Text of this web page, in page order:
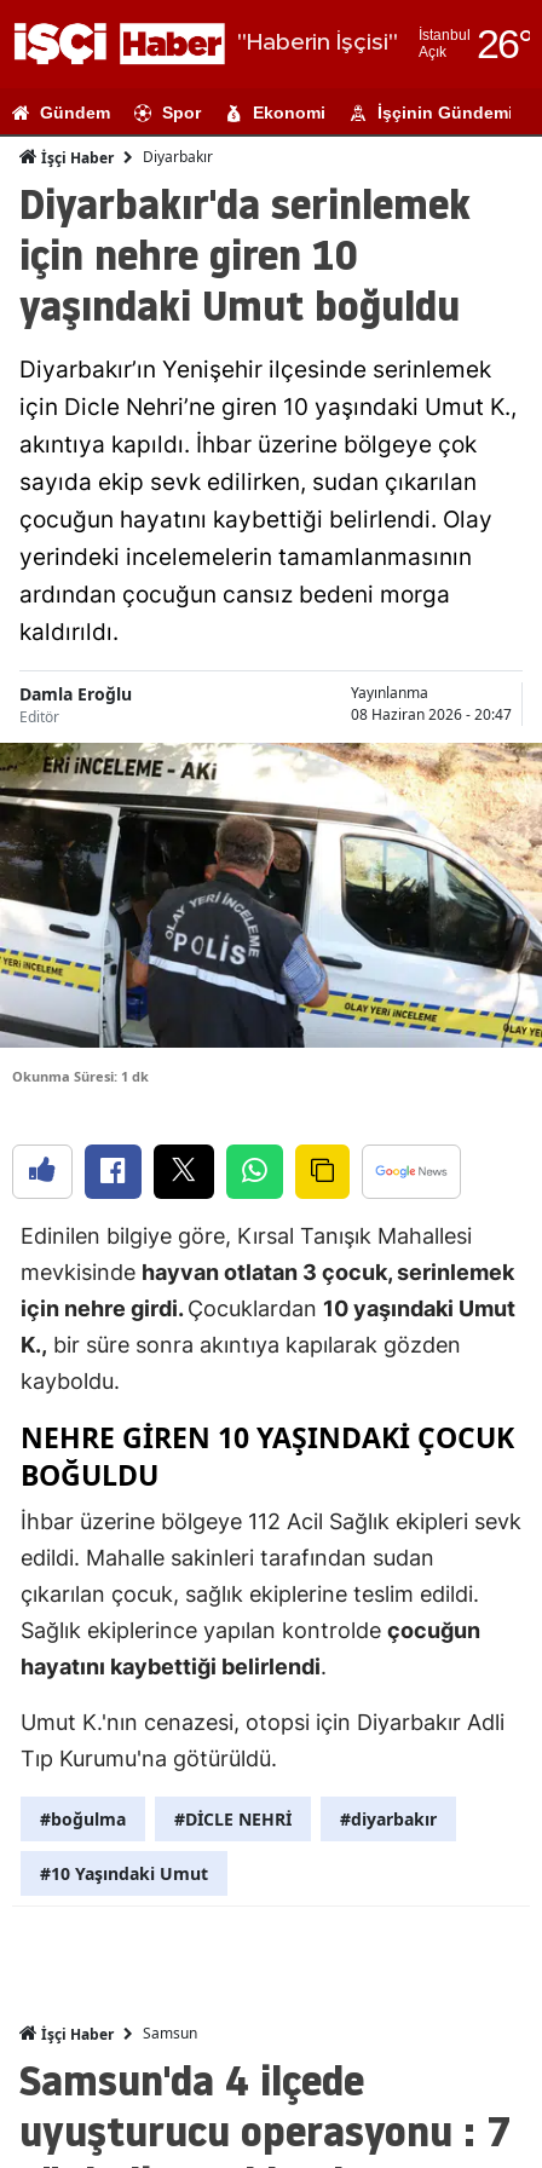
"Haberin İşçisi"
İstanbul
Açık
26°
Adıyaman
Ağrı
Ankara
Antalya
Artvin
Aydın
Balıkesir
Bilecik
Bitlis
Bolu
Burdur
Bursa
Çanakkale
Çankırı
Çorum
Denizli
Elazığ
Erzurum
Eskişehir
Hakkari
Isparta
İstanbul
Gündem Spor Ekonomi İşçinin Gündemi
İşçi Haber Diyarbakır
Diyarbakır'da serinlemek
için nehre giren 10
yaşındaki Umut boğuldu
Diyarbakır’ın Yenişehir ilçesinde serinlemek
için Dicle Nehri’ne giren 10 yaşındaki Umut K.,
akıntıya kapıldı. İhbar üzerine bölgeye çok
sayıda ekip sevk edilirken, sudan çıkarılan
çocuğun hayatını kaybettiği belirlendi. Olay
yerindeki incelemelerin tamamlanmasının
ardından çocuğun cansız bedeni morga
kaldırıldı.
Damla Eroğlu
Editör
Yayınlanma
08 Haziran 2026 - 20:47
Okunma Süresi: 1 dk
Edinilen bilgiye göre, Kırsal Tanışık Mahallesi
mevkisinde hayvan otlatan 3 çocuk, serinlemek
için nehre girdi.Çocuklardan 10 yaşındaki Umut
K., bir süre sonra akıntıya kapılarak gözden
kayboldu.
NEHRE GİREN 10 YAŞINDAKİ ÇOCUK
BOĞULDU
İhbar üzerine bölgeye 112 Acil Sağlık ekipleri sevk
edildi. Mahalle sakinleri tarafından sudan
çıkarılan çocuk, sağlık ekiplerine teslim edildi.
Sağlık ekiplerince yapılan kontrolde çocuğun
hayatını kaybettiği belirlendi.
Umut K.'nın cenazesi, otopsi için Diyarbakır Adli
Tıp Kurumu'na götürüldü.
#boğulma #DİCLE NEHRİ #diyarbakır
#10 Yaşındaki Umut
İşçi Haber Samsun
Samsun'da 4 ilçede
uyuşturucu operasyonu : 7